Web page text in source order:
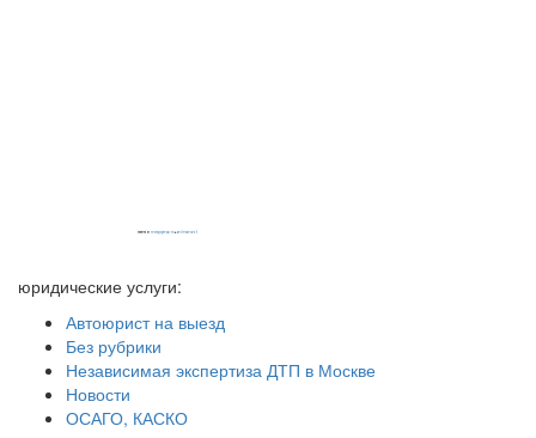
Powered by embedgooglemaps EN & iamsterdamcard.it
юридические услуги:
Автоюрист на выезд
Без рубрики
Независимая экспертиза ДТП в Москве
Новости
ОСАГО, КАСКО